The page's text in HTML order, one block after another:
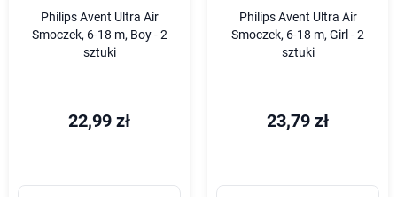
Philips Avent Ultra Air
Smoczek, 6-18 m, Boy - 2
sztuki
22,99 zł
Philips Avent Ultra Air
Smoczek, 6-18 m, Girl - 2
sztuki
23,79 zł